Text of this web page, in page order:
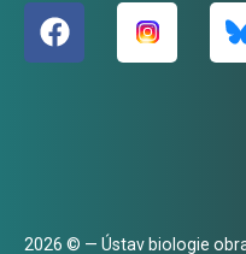
2026 © — Ústav biologie